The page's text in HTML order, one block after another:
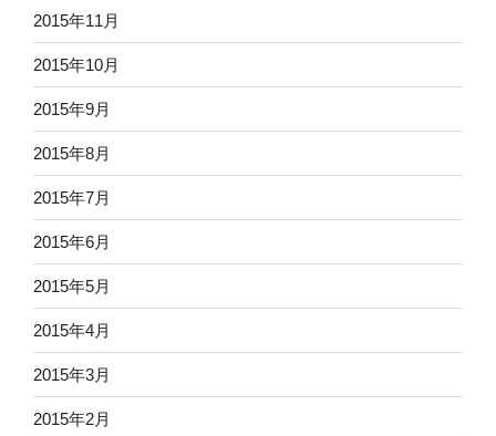
2015年11月
2015年10月
2015年9月
2015年8月
2015年7月
2015年6月
2015年5月
2015年4月
2015年3月
2015年2月